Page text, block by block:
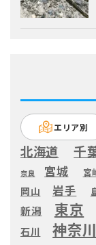
エリア別
北海道 千
奈良 宮城 宮
岡山
岩手
新潟 東京
石川
神奈川